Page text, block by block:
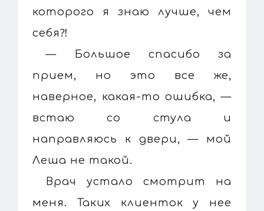
которого я знаю лучше, чем
себя⁈
— Большое спасибо за
прием, но это все же,
наверное, какая-то ошибка, —
встаю со стула и
направляюсь к двери, — мой
Леша не такой.
Врач устало смотрит на
меня. Таких клиенток у нее